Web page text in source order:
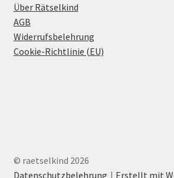
Über Rätselkind
AGB
Widerrufsbelehrung
Cookie-Richtlinie (EU)
© raetselkind 2026
Datenschutzbelehrung
Erstellt mit